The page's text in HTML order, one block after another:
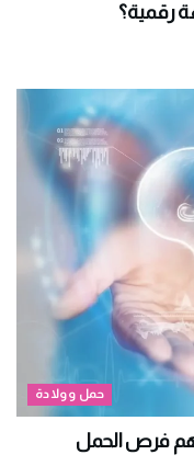
رقمية؟
حمل وولادة
فرص الحمل